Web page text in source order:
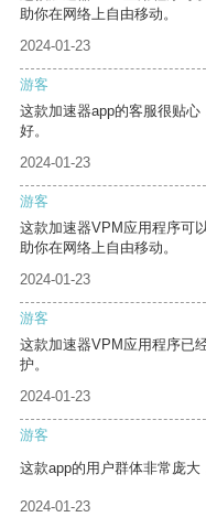
助你在网络上自由移动。
2024-01-23
游客
这款加速器app的客服很贴
好。
2024-01-23
游客
这款加速器VPM应用程序可
助你在网络上自由移动。
2024-01-23
游客
这款加速器VPM应用程序已
护。
2024-01-23
游客
这款app的用户群体非常庞大
2024-01-23